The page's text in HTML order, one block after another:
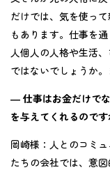
だけでは、気を使っ
もあります。仕事を
人個人の人格や生活
ではないでしょうか。
― 仕事はお金だけで
を与えてくれるのです
岡崎様： 人とのコミ
たちの会社では、意